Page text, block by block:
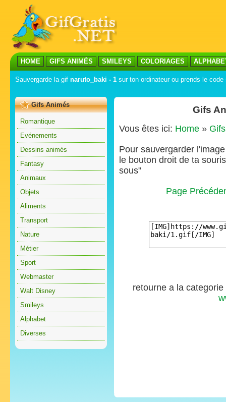
HOME GIFS ANIMÉS SMILEYS COLORIAGES
Sauvergarde la gif naruto_baki - 1 sur ton ordinateur ou prends le code
Gifs Animés
Romantique
Evénements
Dessins animés
Fantasy
Animaux
Objets
Aliments
Transport
Nature
Métier
Sport
Webmaster
Walt Disney
Smileys
Alphabet
Diverses
Gifs
Vous êtes ici: Home »
Pour sauvergarder
le bouton droit de ta
sous"
Page
retourne a la categorie